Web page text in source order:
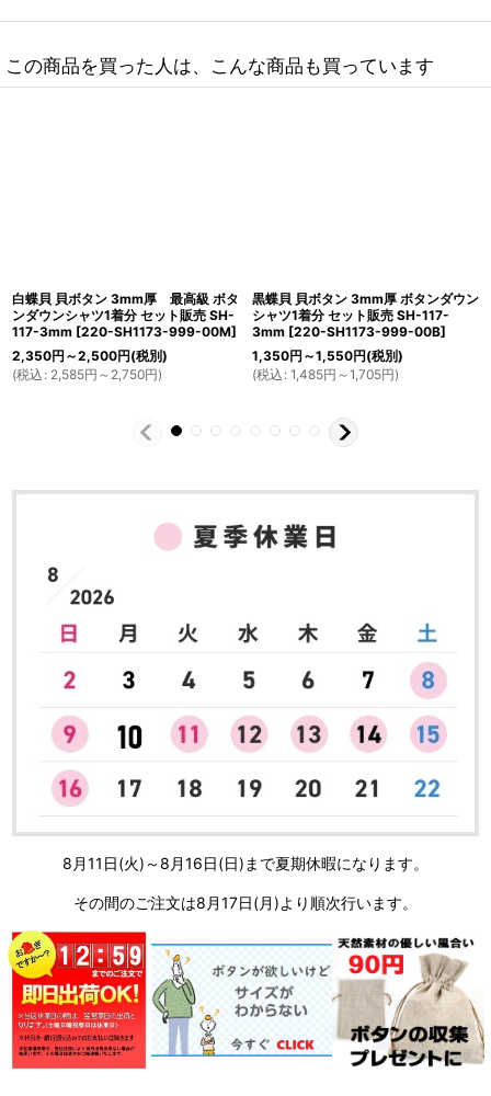
この商品を買った人は、こんな商品も買っています
白蝶貝 貝ボタン 3mm厚 最高級 ボタ
ンダウンシャツ1着分 セット販売 SH-
117-3mm [220-SH1173-999-00M]
2,350円 ～2,500円(税別)
(税込 : 2,585円 ～2,750円)
黒蝶貝 貝ボタン 3mm厚 ボタンダウン
シャツ1着分 セット販売 SH-117-
3mm [220-SH1173-999-00B]
1,350円 ～1,550円(税別)
(税込 : 1,485円 ～1,705円)
8月11日(火)～8月16日(日)まで夏期休暇になります。
その間のご注文は8月17日(月)より順次行います。